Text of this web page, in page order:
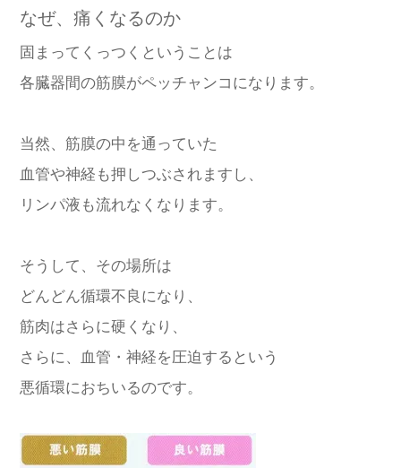
なぜ、痛くなるのか
固まってくっつくということは
各臓器間の筋膜がペッチャンコになります。
当然、筋膜の中を通っていた
血管や神経も押しつぶされますし、
リンパ液も流れなくなります。
そうして、その場所は
どんどん循環不良になり、
筋肉はさらに硬くなり、
さらに、血管・神経を圧迫するという
悪循環におちいるのです。